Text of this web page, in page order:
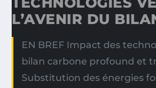
L’AVENIR DU
EN BREF Impact des
bilan carbone profound et
Substitution des énergies